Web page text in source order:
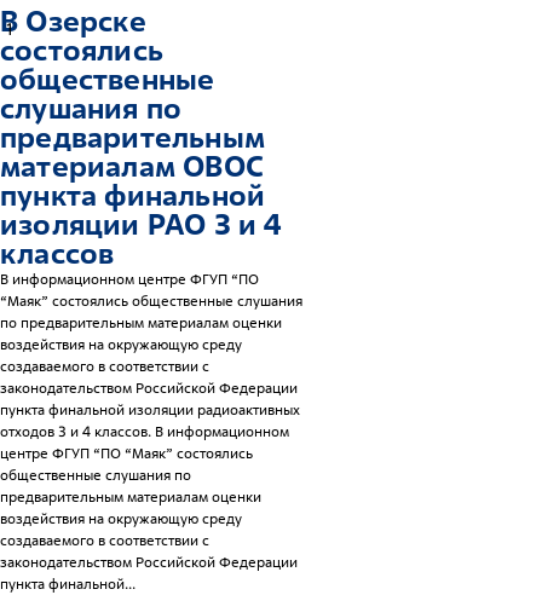
1
В Озерске
состоялись
общественные
слушания по
предварительным
материалам ОВОС
пункта финальной
изоляции РАО 3 и 4
классов
В информационном центре ФГУП “ПО
“Маяк” состоялись общественные слушания
по предварительным материалам оценки
воздействия на окружающую среду
создаваемого в соответствии с
законодательством Российской Федерации
пункта финальной изоляции радиоактивных
отходов 3 и 4 классов. В информационном
центре ФГУП “ПО “Маяк” состоялись
общественные слушания по
предварительным материалам оценки
воздействия на окружающую среду
создаваемого в соответствии с
законодательством Российской Федерации
пункта финальной...